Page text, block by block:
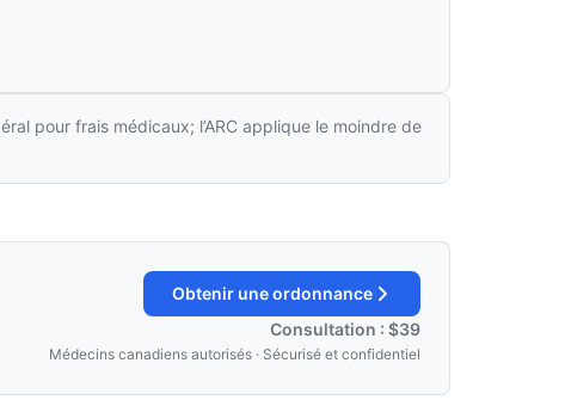
pour frais médicaux; l’ARC applique le moindre de
Obtenir une ordonnance
Consultation : $39
Médecins canadiens autorisés · Sécurisé et confidentiel